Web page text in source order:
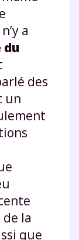
a
du
des
un
la
que